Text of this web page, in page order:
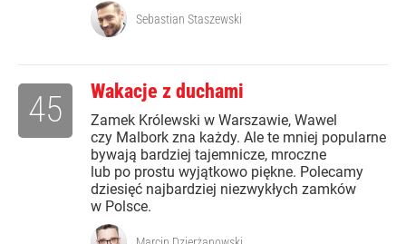
Sebastian Staszewski
Wakacje z duchami
Zamek Królewski w Warszawie, Wawel
czy Malbork zna każdy. Ale te mniej popularne
bywają bardziej tajemnicze, mroczne
lub po prostu wyjątkowo piękne. Polecamy
dziesięć najbardziej niezwykłych zamków
w Polsce.
45